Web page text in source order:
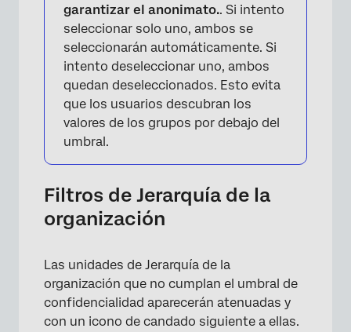
garantizar el anonimato.. Si intento
seleccionar solo uno, ambos se
seleccionarán automáticamente. Si
intento deseleccionar uno, ambos
quedan deseleccionados. Esto evita
que los usuarios descubran los
valores de los grupos por debajo del
umbral.
Filtros de Jerarquía de la
organización
Las unidades de Jerarquía de la
organización que no cumplan el umbral de
confidencialidad aparecerán atenuadas y
con un icono de candado siguiente a ellas.